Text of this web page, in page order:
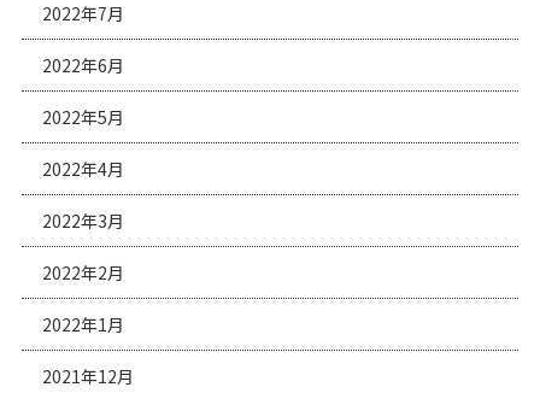
2022年7月
2022年6月
2022年5月
2022年4月
2022年3月
2022年2月
2022年1月
2021年12月